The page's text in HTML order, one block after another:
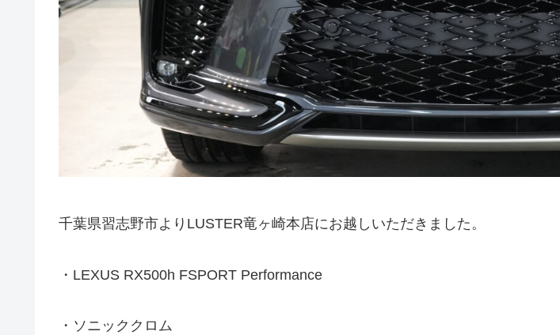
千葉県習志野市よりLUSTER竜ヶ崎本店にお越しいただきました。
・LEXUS RX500h FSPORT Performance
・ソニッククロム